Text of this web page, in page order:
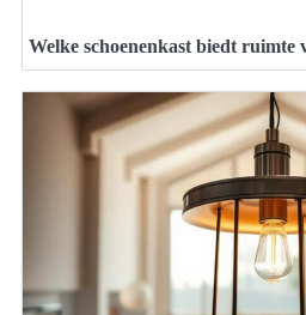
Welke schoenenkast biedt ruimte